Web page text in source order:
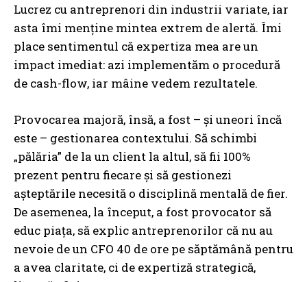
Lucrez cu antreprenori din industrii variate, iar
asta îmi menține mintea extrem de alertă. Îmi
place sentimentul că expertiza mea are un
impact imediat: azi implementăm o procedură
de cash-flow, iar mâine vedem rezultatele.
Provocarea majoră, însă, a fost – și uneori încă
este – gestionarea contextului. Să schimbi
„pălăria” de la un client la altul, să fii 100%
prezent pentru fiecare și să gestionezi
așteptările necesită o disciplină mentală de fier.
De asemenea, la început, a fost provocator să
educ piața, să explic antreprenorilor că nu au
nevoie de un CFO 40 de ore pe săptămână pentru
a avea claritate, ci de expertiză strategică,